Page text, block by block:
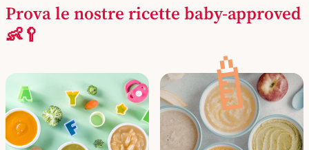
Prova le nostre ricette baby-approved
👶🥄
🍼